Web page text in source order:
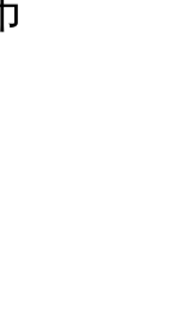
视频
幕特效